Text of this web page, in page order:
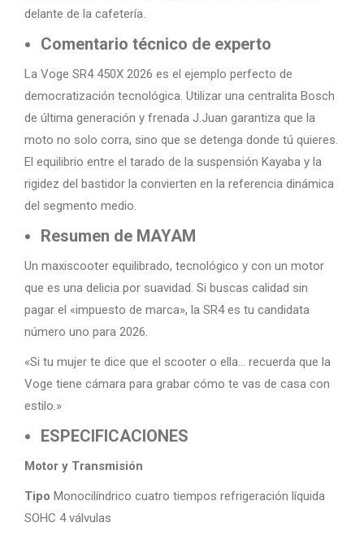
delante de la cafetería.
Comentario técnico de experto
La Voge SR4 450X 2026 es el ejemplo perfecto de
democratización tecnológica. Utilizar una centralita Bosch
de última generación y frenada J.Juan garantiza que la
moto no solo corra, sino que se detenga donde tú quieres.
El equilibrio entre el tarado de la suspensión Kayaba y la
rigidez del bastidor la convierten en la referencia dinámica
del segmento medio.
Resumen de MAYAM
Un maxiscooter equilibrado, tecnológico y con un motor
que es una delicia por suavidad. Si buscas calidad sin
pagar el «impuesto de marca», la SR4 es tu candidata
número uno para 2026.
«Si tu mujer te dice que el scooter o ella… recuerda que la
Voge tiene cámara para grabar cómo te vas de casa con
estilo.»
ESPECIFICACIONES
Motor y Transmisión
Tipo Monocilíndrico cuatro tiempos refrigeración líquida
SOHC 4 válvulas